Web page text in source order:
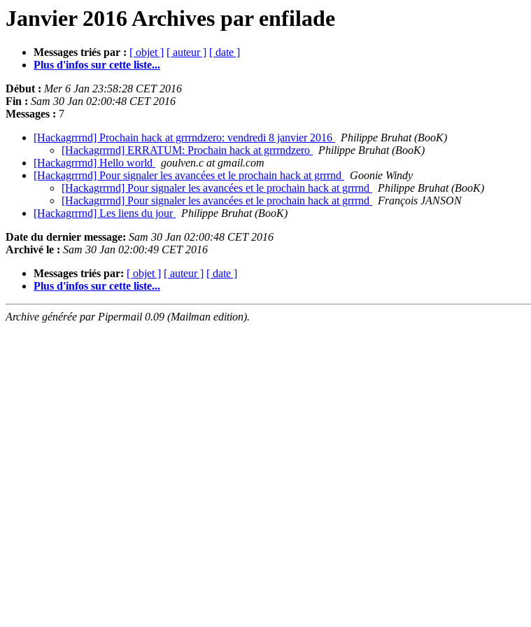
Janvier 2016 Archives par enfilade
Messages triés par : [ objet ] [ auteur ] [ date ]
Plus d'infos sur cette liste...
Début : Mer 6 Jan 23:58:28 CET 2016
Fin : Sam 30 Jan 02:00:48 CET 2016
Messages : 7
[Hackagrrrnd] Prochain hack at grrrndzero: vendredi 8 janvier 2016
Philippe Bruhat (BooK)
[Hackagrrrnd] ERRATUM: Prochain hack at grrrndzero
Philippe Bruhat (BooK)
[Hackagrrrnd] Hello world
goulven.c at gmail.com
[Hackagrrrnd] Pour signaler les avancées et le prochain hack at grrrnd
Goonie Windy
[Hackagrrrnd] Pour signaler les avancées et le prochain hack at grrrnd
Philippe Bruhat (BooK)
[Hackagrrrnd] Pour signaler les avancées et le prochain hack at grrrnd
François JANSON
[Hackagrrrnd] Les liens du jour
Philippe Bruhat (BooK)
Date du dernier message: Sam 30 Jan 02:00:48 CET 2016
Archivé le : Sam 30 Jan 02:00:49 CET 2016
Messages triés par: [ objet ] [ auteur ] [ date ]
Plus d'infos sur cette liste...
Archive générée par Pipermail 0.09 (Mailman edition).